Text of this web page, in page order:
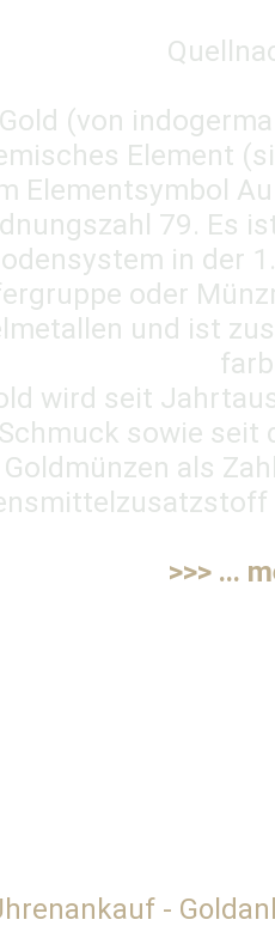
Gold (von
Element
Elementsymbol
79. Es
in der
oder
und ist
wird seit
sowie seit
als
>>> ...
-